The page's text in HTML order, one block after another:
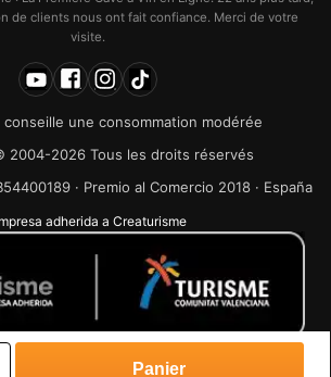
de clients nous ont fait confiance. Merci de votre
visite.
conseille une consommation modérée
2004-2026 Tous les droits réservés
· Premio al Comercio 2018 · España
adherida a Creaturisme